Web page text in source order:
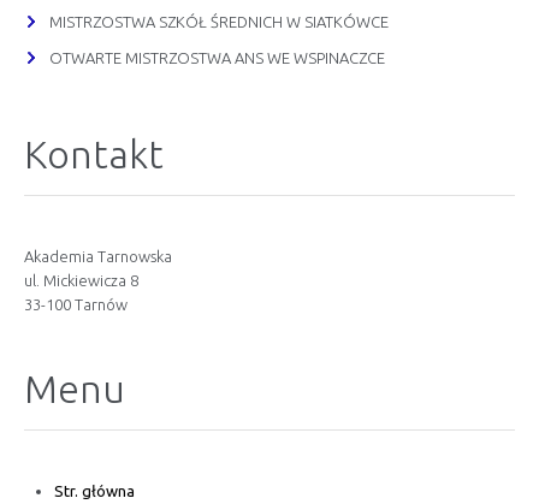
MISTRZOSTWA SZKÓŁ ŚREDNICH W SIATKÓWCE
OTWARTE MISTRZOSTWA ANS WE WSPINACZCE
Kontakt
Akademia Tarnowska
ul. Mickiewicza 8
33-100 Tarnów
Menu
Str. główna